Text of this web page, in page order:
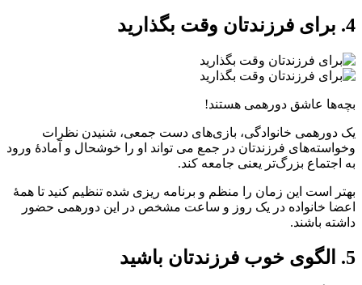
4. برای فرزندتان وقت بگذارید
بچه‌ها عاشق دورهمی هستند!
یک دورهمی خانوادگی، بازی‌های دست جمعی، شنیدن نظرات
وخواسته‌های فرزندتان در جمع می تواند او را خوشحال و آمادۀ ورود
به اجتماع بزرگ‌تر یعنی جامعه کند.
بهتر است این زمان را منظم و برنامه ریزی شده تنظیم کنید تا همۀ
اعضا خانواده در یک روز و ساعت مشخص در این دورهمی حضور
داشته باشند.
5. الگوی خوب فرزندتان باشید